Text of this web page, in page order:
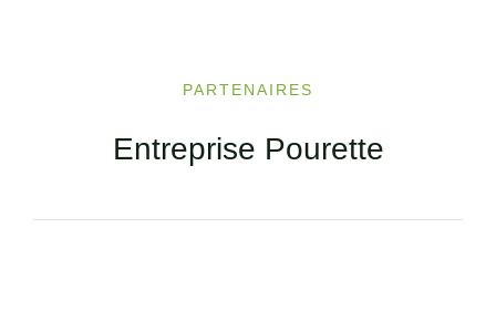
PARTENAIRES
Entreprise Pourette